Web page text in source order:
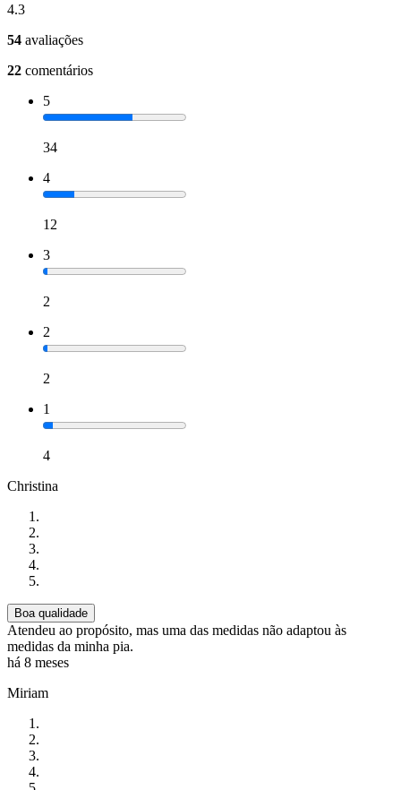
4.3
54 avaliações
22 comentários
5
34
4
12
3
2
2
2
1
4
Christina
Boa qualidade
Atendeu ao propósito, mas uma das medidas não adaptou às
medidas da minha pia.
há 8 meses
Miriam